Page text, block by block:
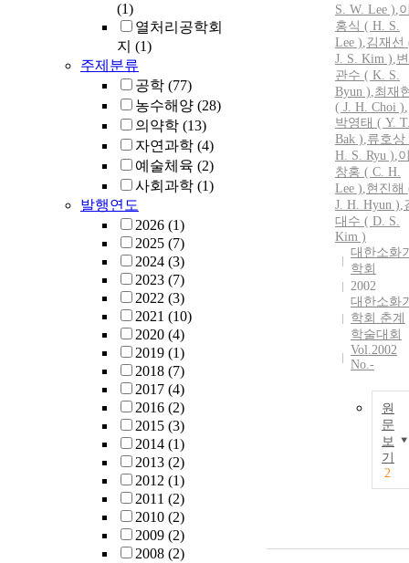
(1)
열처리공학회
지 (1)
주제분류
공학 (77)
농수해양 (28)
의약학 (13)
자연과학 (4)
예술체육 (2)
사회과학 (1)
발행연도
2026 (1)
2025 (7)
2024 (3)
2023 (7)
2022 (3)
2021 (10)
2020 (4)
2019 (1)
2018 (7)
2017 (4)
2016 (2)
2015 (3)
2014 (1)
2013 (2)
2012 (1)
2011 (2)
2010 (2)
2009 (2)
2008 (2)
S. W. Lee ),
홍식 ( H. S.
Lee ),김재선
J. S. Kim ),변
관수 ( K. S.
Byun ),최재
( J. H. Choi ),
박영태 ( Y.
Bak ),류호상
H. S. Ryu ),
창홍 ( C. H.
Lee ),현진해
J. H. Hyun ),
대수 ( D. S.
Kim )
대한소화
학회
2002
대한소화
학회 춘계
학술대회
Vol.2002
No.-
원
문
보
기
2